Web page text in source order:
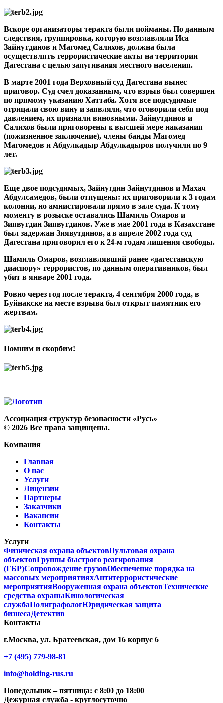
Вскоре организаторы теракта были пойманы. По данным
следствия, группировка, которую возглавляли Иса
Зайнутдинов и Магомед Салихов, должна была
осуществлять террористические акты на территории
Дагестана с целью запугивания местного населения.
В марте 2001 года Верховный суд Дагестана вынес
приговор. Суд счел доказанным, что взрыв был совершен
по прямому указанию Хаттаба. Хотя все подсудимые
отрицали свою вину и заявляли, что оговорили себя под
давлением, их признали виновными. Зайнутдинов и
Салихов были приговорены к высшей мере наказания
(пожизненное заключение), члены банды Магомед
Магомедов и Абдулкадыр Абдулкадыров получили по 9
лет.
Еще двое подсудимых, Зайнутдин Зайнутдинов и Махач
Абдулсамедов, были отпущены: их приговорили к 3 годам
колонии, но амнистировали прямо в зале суда. К тому
моменту в розыске оставались Шамиль Омаров и
Зиявутдин Зиявутдинов. Уже в мае 2001 года в Казахстане
был задержан Зиявутдинов, а в апреле 2002 года суд
Дагестана приговорил его к 24-м годам лишения свободы.
Шамиль Омаров, возглавлявший ранее «дагестанскую
диаспору» террористов, по данным оперативников, был
убит в январе 2001 года.
Ровно через год после теракта, 4 сентября 2000 года, в
Буйнакске на месте взрыва был открыт памятник его
жертвам.
Помним и скорбим!
Ассоциация структур безопасности «Русь»
© 2026 Все права защищены.
Компания
Главная
О нас
Услуги
Лицензии
Партнеры
Заказчики
Вакансии
Контакты
Услуги
Физическая охрана объектовПультовая охрана
объектовГруппы быстрого реагирования
(ГБР)Сопровождение грузовОбеспечение порядка на
массовых мероприятияхАнтитеррористические
мероприятияВооруженная охрана объектовТехнические
средства охраныКинологическая
службаПолиграфологЮридическая защита
бизнесаДетектив
Контакты
г.Москва, ул. Братеевская, дом 16 корпус 6
+7 (495) 779-98-81
info@holding-rus.ru
Понедельник – пятница: с 8:00 до 18:00
Дежурная служба - круглосуточно